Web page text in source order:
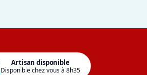
Artisan disponible
Disponible chez vous à 8h35